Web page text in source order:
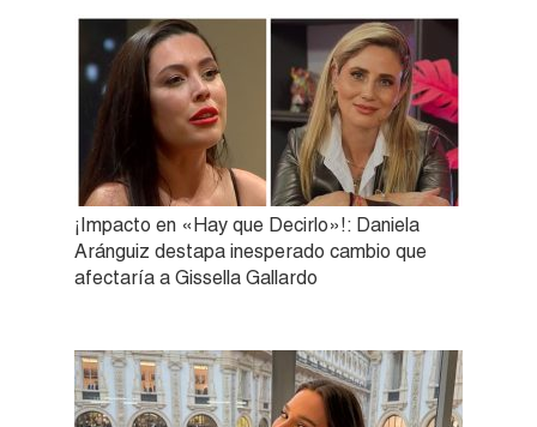
¡Impacto en «Hay que Decirlo»!: Daniela
Aránguiz destapa inesperado cambio que
afectaría a Gissella Gallardo